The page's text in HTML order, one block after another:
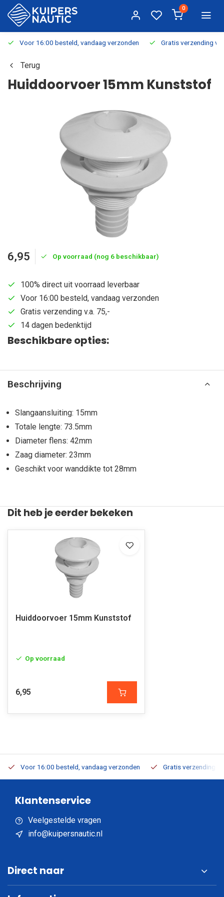
0
Voor 16:00 besteld, vandaag verzonden Gratis verzending
Terug
Huiddoorvoer 15mm Kunststof
6,95 Op voorraad (nog 6 beschikbaar)
100% direct uit voorraad leverbaar
Voor 16:00 besteld, vandaag verzonden
Gratis verzending v.a. 75,-
14 dagen bedenktijd
Beschikbare opties:
Beschrijving
Slangaansluiting: 15mm
Totale lengte: 73.5mm
Diameter flens: 42mm
Zaag diameter: 23mm
Geschikt voor wanddikte tot 28mm
Dit heb je eerder bekeken
Huiddoorvoer 15mm Kunststof
Op voorraad
6,95
Voor 16:00 besteld, vandaag verzonden Gratis verzending
Klantenservice
Veelgestelde vragen
info@kuipersnautic.nl
Direct naar